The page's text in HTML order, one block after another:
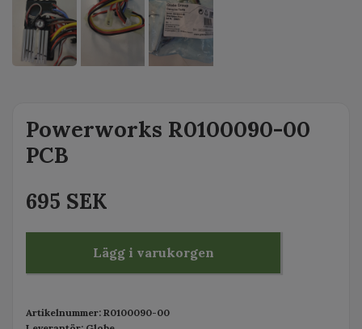
Powerworks R0100090-00
PCB
695 SEK
Lägg i varukorgen
Artikelnummer: R0100090-00